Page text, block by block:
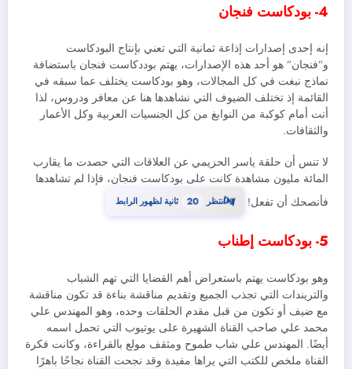
4- بودكاست فنجان
إنه إحدى إصدارات إذاعة ثمانية التي تعني بإنتاج البودكاست
و”فنجان” هو أحد هذه الإصدارات، يهتم بوددكاست فنجان باستضافة
نماذج نبغت في كل المجالات، وهو بودكاست يختلف عما سبقه في
القائمة إذ تختلف الضيوف التي نشاهدها هنا عن معافر ودروس، لذا
أنت أمام كوكبة من النوابغ من كل الجنسيات العربية وكل الأعمار
والثقافات.
لا تنس أن حلقة ياسر الحزيمي عن العلاقات التي حصدت ما يقارب
المائة مليون مشاهدة كانت على بودكاست فنجان، فإذا لم تشاهدها
فأنصحك أن تفعل!
⏳انتظر 19 ثانية لظهور الرابط
5- بودكاست إطناب
وهو بودكاست يهتم باستعراض أهم القضايا التي تهم الشباب
والتريندات التي تجذب الجميع وتقديم مناقشة بناءة قد تكون مناقشة
مع ضيف أو تكون من قبل مقدم الحلقات وحده، وهو المهندس علي
محمد علي صاحب القناة الشهيرة على يوتيوب التي تحمل اسمه
أيضًا. المهندس علي شاب طموح ومثقف مولع بالقراءة، وكانت فكرة
القناة ملخص للكتب التي يراها مفيدة وقد نجحت القناة نجاحًا باهرًا